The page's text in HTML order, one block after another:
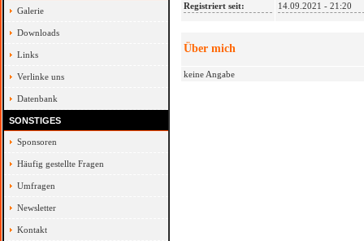
Galerie
Downloads
Links
Verlinke uns
Datenbank
SONSTIGES
Sponsoren
Häufig gestellte Fragen
Umfragen
Newsletter
Kontakt
Registriert seit: 14.09.2021 - 21:20
Über mich
keine Angabe